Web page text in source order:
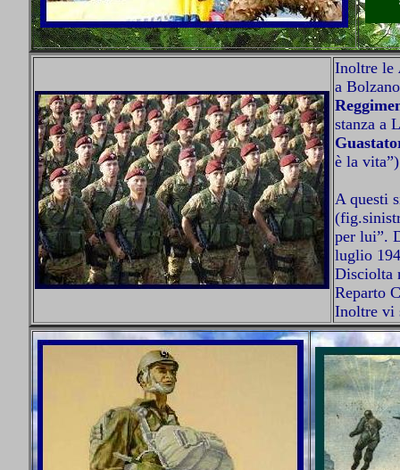
Inoltre le
a
stanza a
è la vita”)
A questi
per lui”.
luglio
Disciolta
Reparto
Inoltre vi